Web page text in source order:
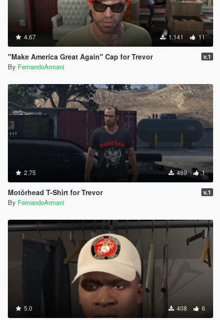
4.67 1.141 11
"Make America Great Again" Cap for Trevor v.1
By FernandoArmani
2.75 469 1
Motörhead T-Shirt for Trevor v.1
By FernandoArmani
5.0 408 6